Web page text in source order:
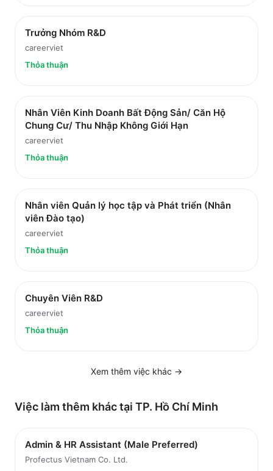
Trưởng Nhóm R&D
careerviet
Thỏa thuận
Nhân Viên Kinh Doanh Bất Động Sản/ Căn Hộ
Chung Cư/ Thu Nhập Không Giới Hạn
careerviet
Thỏa thuận
Nhân viên Quản lý học tập và Phát triển (Nhân
viên Đào tạo)
careerviet
Thỏa thuận
Chuyên Viên R&D
careerviet
Thỏa thuận
Xem thêm việc khác →
Việc làm thêm khác tại TP. Hồ Chí Minh
Admin & HR Assistant (Male Preferred)
Profectus Vietnam Co. Ltd.